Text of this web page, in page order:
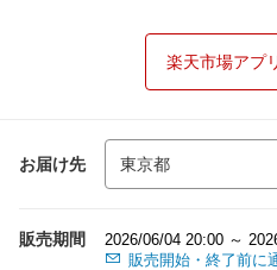
楽天市場アプ
お届け先
販売期間
2026/06/04 20:00 ～
販売開始・終了前に